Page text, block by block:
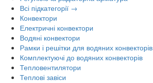
Всі підкатегорії →
Конвектори
Електричні конвектори
Водяні конвектори
Рамки і решітки для водяних конвекторів
Комплектуючі до водяних конвекторів
Тепловентилятори
Теплові завіси